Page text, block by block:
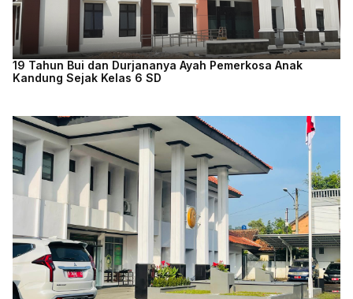
19 Tahun Bui dan Durjananya Ayah Pemerkosa Anak
Kandung Sejak Kelas 6 SD